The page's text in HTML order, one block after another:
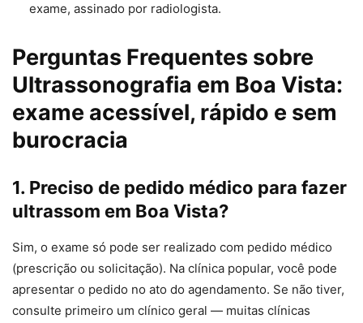
exame, assinado por radiologista.
Perguntas Frequentes sobre
Ultrassonografia em Boa Vista:
exame acessível, rápido e sem
burocracia
1. Preciso de pedido médico para fazer
ultrassom em Boa Vista?
Sim, o exame só pode ser realizado com pedido médico
(prescrição ou solicitação). Na clínica popular, você pode
apresentar o pedido no ato do agendamento. Se não tiver,
consulte primeiro um clínico geral — muitas clínicas